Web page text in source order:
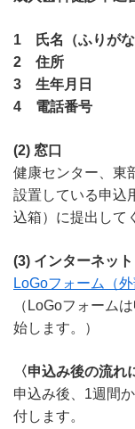
1 氏名（ふりがな
2 住所
3 生年月日
4 電話番号
(2) 窓口
健康センター、東
設置している申込
込箱）に提出して
(3) インターネット
LoGoフォーム（外
（LoGoフォーム
始します。）
〈申込み後の流れ
申込み後、1週間
付します。